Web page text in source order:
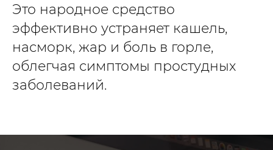
Это народное средство
эффективно устраняет кашель,
насморк, жар и боль в горле,
облегчая симптомы простудных
заболеваний.